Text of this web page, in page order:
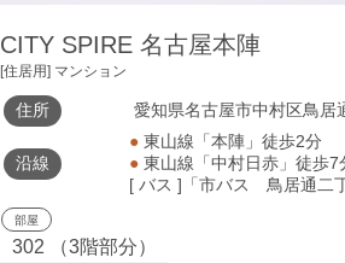
CITY SPIRE 名古屋本陣
[住居用] マンション
住所 愛知県名古屋市中村区鳥居
沿線
● 東山線「本陣」徒歩2分
● 東山線「中村日赤」徒歩7
[ バス ]「市バス 鳥居通二
部屋
302 （3階部分）